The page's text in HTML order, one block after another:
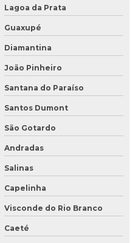
subterrâneos
ambiental
Lagoa da Prata
Guaxupé
Diamantina
João Pinheiro
Santana do Paraíso
Santos Dumont
São Gotardo
Andradas
Salinas
Capelinha
Visconde do Rio Branco
Caeté